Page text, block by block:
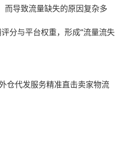
导致流量缺失的原因复杂多
分与平台权重，形成“流量流失
仓代发服务精准直击卖家物流